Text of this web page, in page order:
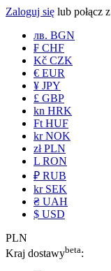
Zaloguj się lub połącz z
лв. BGN
₣ CHF
Kč CZK
€ EUR
¥ JPY
£ GBP
kn HRK
Ft HUF
kr NOK
zł PLN
L RON
₽ RUB
kr SEK
₴ UAH
$ USD
PLN
Kraj dostawybeta: